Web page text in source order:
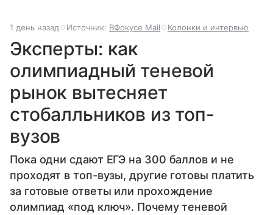
1 день назад Источник: ВФокусе Mail Колонки и интервью
Эксперты: как
олимпиадный теневой
рынок вытесняет
стобалльников из топ-
вузов
Пока одни сдают ЕГЭ на 300 баллов и не
проходят в топ-вузы, другие готовы платить
за готовые ответы или прохождение
олимпиад «под ключ». Почему теневой